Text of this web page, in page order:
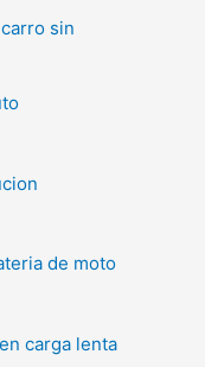
sin
de moto
carga lenta